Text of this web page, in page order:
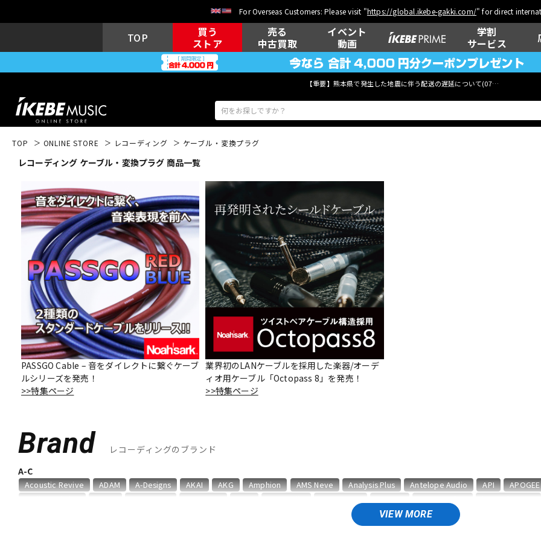
For Overseas Customers: Please visit "https://global.ikebe-gakki.com/" for direct
TOP
買う
ストア
売る
中古買取
イベント
動画
学割
サービス
【重要】熊本県で発生した地震に伴う配送の遅延について(07月29日
エレキギター アコ
キーボード 電子ピアノ 管楽器
DJ機器 DTM DTM オンラ
イン納品
中古 ヴィンテージ
TOP ONLINE STORE レコーディング ケーブル・変換プラグ
レコーディング ケーブル・変換プラグ 商品一覧
PASSGO Cable – 音をダイレクトに繋ぐケーブ
ルシリーズを発売！
>>特集ページ
業界初のLANケーブルを採用した楽器/オーデ
ィオ用ケーブル「Octopass 8」を発売！
>>特集ページ
Brand レコーディングのブランド
VIEW MORE
A-C
Acoustic Revive ADAM A-Designs AKAI AKG Amphion AMS Neve Analysis Plus Antelope Audio API APOGEE
CUSTOM TRY